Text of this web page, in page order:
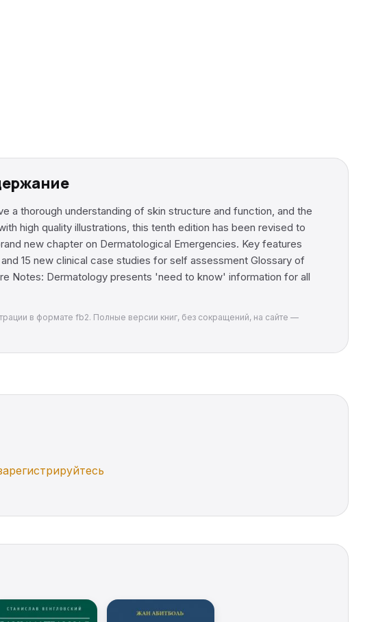
a thorough understanding of skin structure and function, and the
high quality illustrations, this tenth edition has been revised to
new chapter on Dermatological Emergencies. Key features
15 new clinical case studies for self assessment Glossary of
Notes: Dermatology presents 'need to know' information for all
в формате fb2. Полные версии книг, без сокращений, на сайте —